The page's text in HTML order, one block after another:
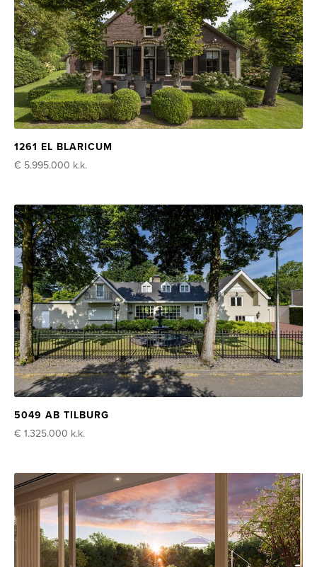
1261 EL BLARICUM
€ 5.995.000 k.k.
5049 AB TILBURG
€ 1.325.000 k.k.